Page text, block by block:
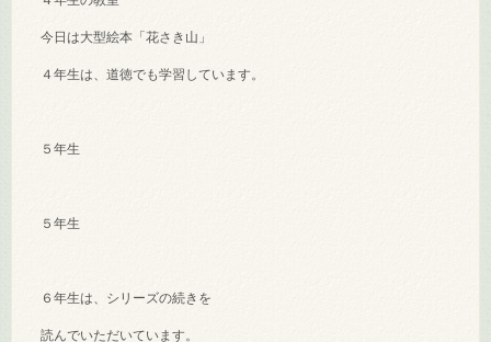
今日は大型絵本「花さき山」
４年生は、道徳でも学習しています。
５年生
５年生
６年生は、シリーズの続きを
読んでいただいています。